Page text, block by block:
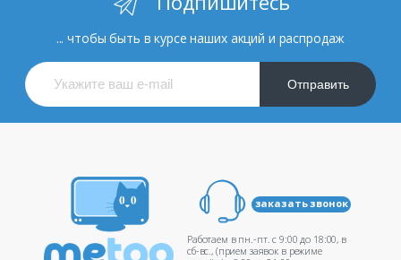
... чтобы быть в курсе наших акций и распродаж
Отправить
заказать звонок
Работаем в пн.-пт. c 9:00 до 18:00, в
сб-вс., (прием заявок в режиме